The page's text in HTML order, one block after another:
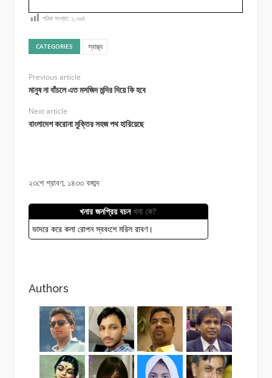
পাঠক সংখ্যা: ১,২৬৪
CATEGORIES স্বাস্থ্য
Previous article
মানুষ না বাঁচলে এত মসজিদ মন্দির দিয়ে কি হবে
Next article
বাংলাদেশ করোনা মুক্তির সহজ পথ হারিয়েছে
২৩শে শ্রাবণ, ১৪৩৩ বঙ্গাব্দ
খনার জনপ্রিয় বচনখনা কে?
ভাদরে করে কলা রোপন স্ববংশে মরিল রাবণ।
Authors